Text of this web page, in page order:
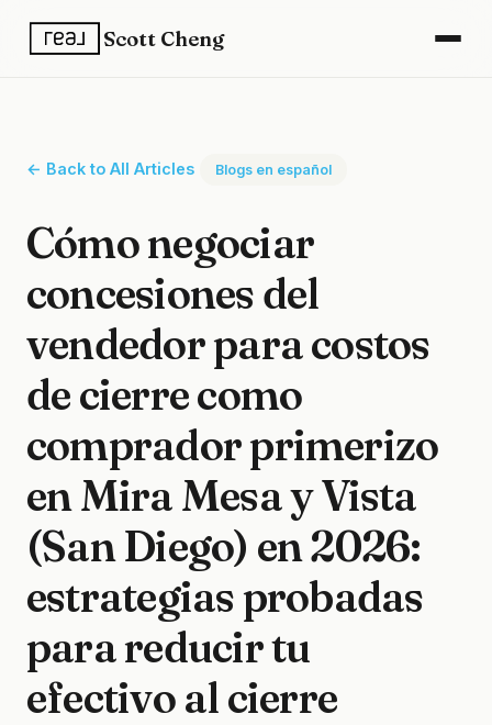
Scott Cheng
← Back to All Articles Blogs en español
Cómo negociar
concesiones del
vendedor para costos
de cierre como
comprador primerizo
en Mira Mesa y Vista
(San Diego) en 2026:
estrategias probadas
para reducir tu
efectivo al cierre